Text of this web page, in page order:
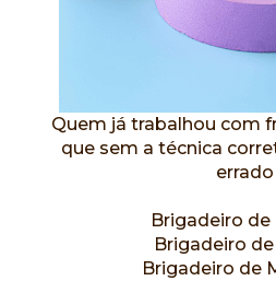
Quem já trabalhou com
que sem a técnica
errado
Brigadeiro de
Brigadeiro
Brigadeiro de